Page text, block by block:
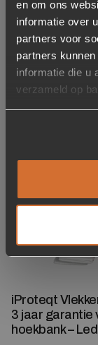
en om ons
informatie over
partners voor
partners
informatie die u
verzameld op
147525
Merk
Oranje furniture
iProteqt
3 jaar garantie
hoekbank –